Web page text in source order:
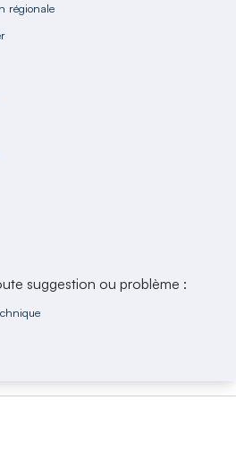
régionale
suggestion ou problème :